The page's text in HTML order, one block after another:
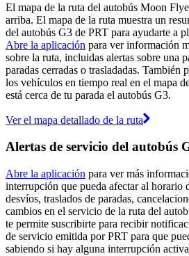
El mapa de la ruta del autobús Moon
arriba. El mapa de la ruta muestra un
del autobús G3 de PRT para ayudarte a
Abre la aplicación para ver información
sobre la ruta, incluidas alertas sobre una
paradas cerradas o trasladadas. También
los vehículos en tiempo real en el mapa
está cerca de tu parada el autobús G3.
Ver el mapa detallado de la ruta
Alertas de servicio del autobús
Abre la aplicación para ver más
interrupción que pueda afectar al horario
desvíos, traslados de paradas,
cambios en el servicio de la ruta del
te permite suscribirte para recibir
de servicio emitida por PRT para que
sabiendo si hay alguna interrupción